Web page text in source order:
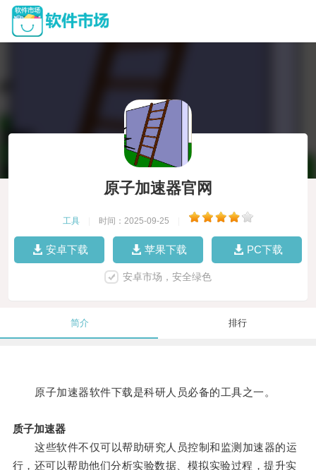
原子加速器官网
工具 时间：2025-09-25
安卓下载 苹果下载 PC下载
安卓市场，安全绿色
简介 排行
原子加速器软件下载是科研人员必备的工具之一。
质子加速器
这些软件不仅可以帮助研究人员控制和监测加速器的运
行，还可以帮助他们分析实验数据、模拟实验过程，提升实